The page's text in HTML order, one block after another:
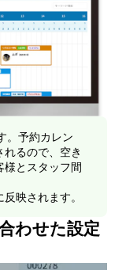
。予約カレン
るので、空き
様とスタッフ間
映されます。
わせた設定